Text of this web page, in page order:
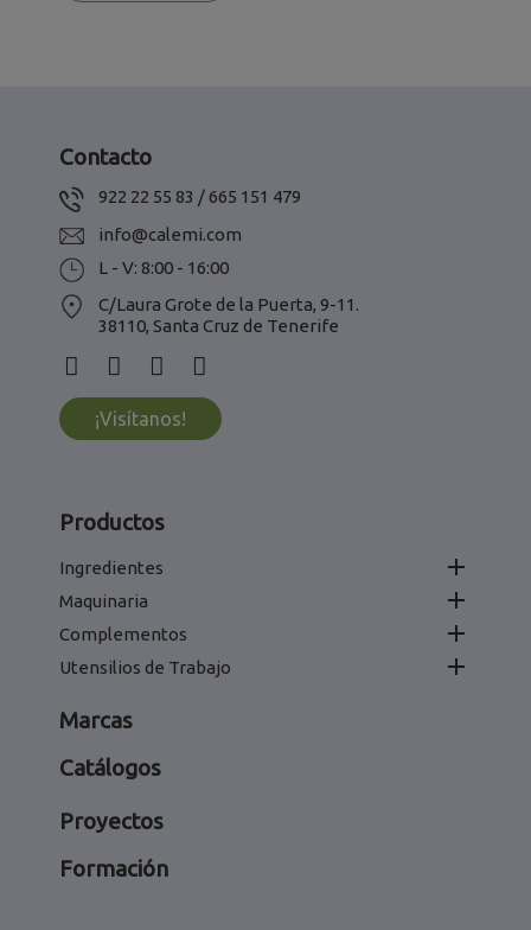
Contacto
922 22 55 83 / 665 151 479
info@calemi.com
L - V: 8:00 - 16:00
C/Laura Grote de la Puerta, 9-11.
38110, Santa Cruz de Tenerife
¡Visítanos!
Productos
Ingredientes 
Maquinaria 
Complementos 
Utensilios de Trabajo 
Marcas
Catálogos
Proyectos
Formación